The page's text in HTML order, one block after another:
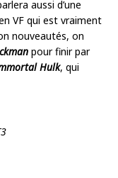
aussi d’une
VF qui est vraiment
nouveautés, on
pour finir par
Hulk, qui